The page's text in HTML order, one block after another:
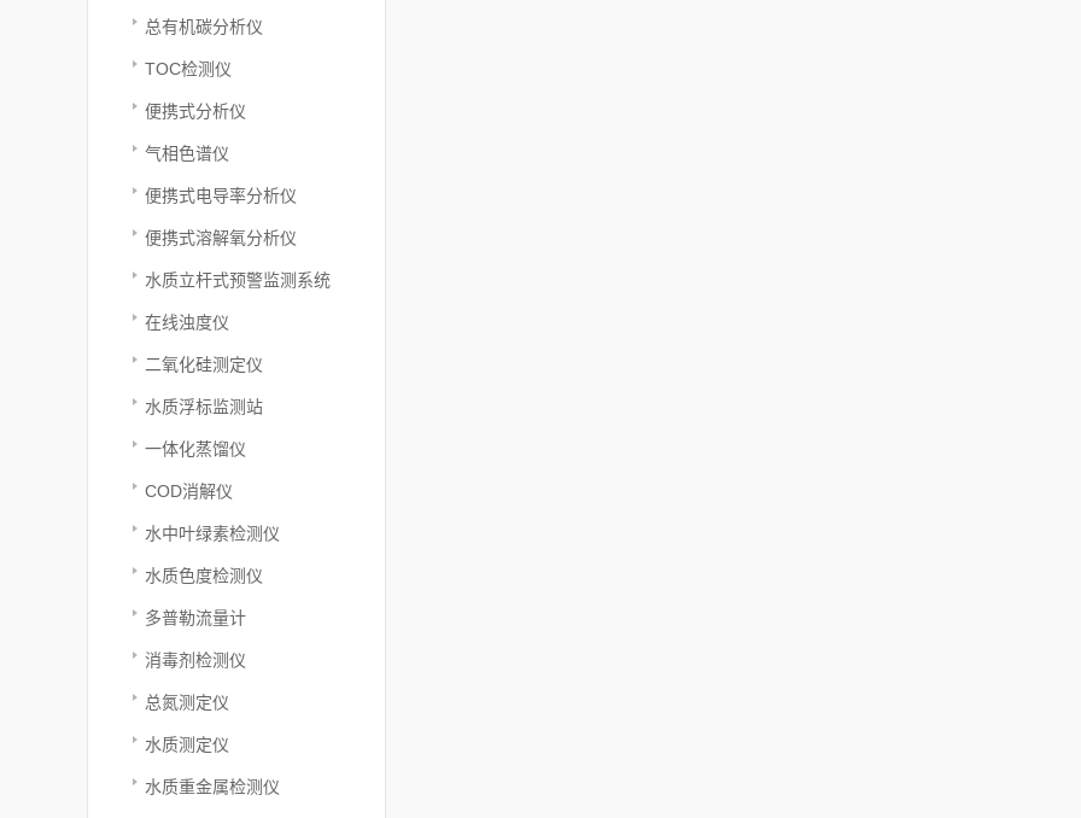
总有机碳分析仪
TOC检测仪
便携式分析仪
气相色谱仪
便携式电导率分析仪
便携式溶解氧分析仪
水质立杆式预警监测系统
在线浊度仪
二氧化硅测定仪
水质浮标监测站
一体化蒸馏仪
COD消解仪
水中叶绿素检测仪
水质色度检测仪
多普勒流量计
消毒剂检测仪
总氮测定仪
水质测定仪
水质重金属检测仪